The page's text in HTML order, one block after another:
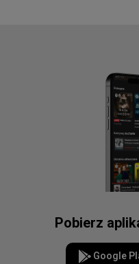
Pobierz
Google